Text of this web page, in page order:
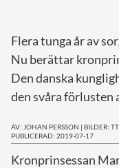
Flera tunga år av
Nu berättar
Den danska
den svåra förlusten
AV: JOHAN PERSSON | BILDER: TT
PUBLICERAD: 2019-07-17
Kronprinsessan